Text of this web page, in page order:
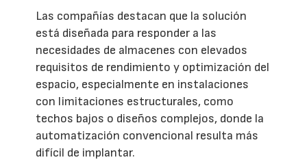
Las compañías destacan que la solución
está diseñada para responder a las
necesidades de almacenes con elevados
requisitos de rendimiento y optimización del
espacio, especialmente en instalaciones
con limitaciones estructurales, como
techos bajos o diseños complejos, donde la
automatización convencional resulta más
difícil de implantar.